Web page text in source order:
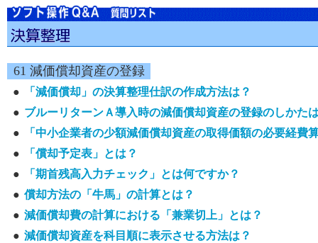
61 減価償却資産の登録
●
「減価償却」の決算整理仕訳の作成方法は？
● ブルーリターンＡ導入時の減価償却資産の登録のしかた
●
「中小企業者の少額減価償却資産の取得価額の必要経
●
「償却予定表」とは？
●
「期首残高入力チェック」とは何ですか？
● 償却方法の「牛馬」の計算とは？
● 減価償却費の計算における「兼業切上」とは？
● 減価償却資産を科目順に表示させる方法は？